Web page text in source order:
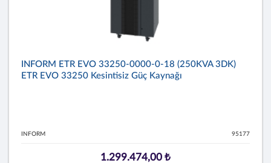
INFORM ETR EVO 33250-0000-0-18 (250KVA 3DK)
ETR EVO 33250 Kesintisiz Güç Kaynağı
INFORM 95177
1.299.474,00 ₺